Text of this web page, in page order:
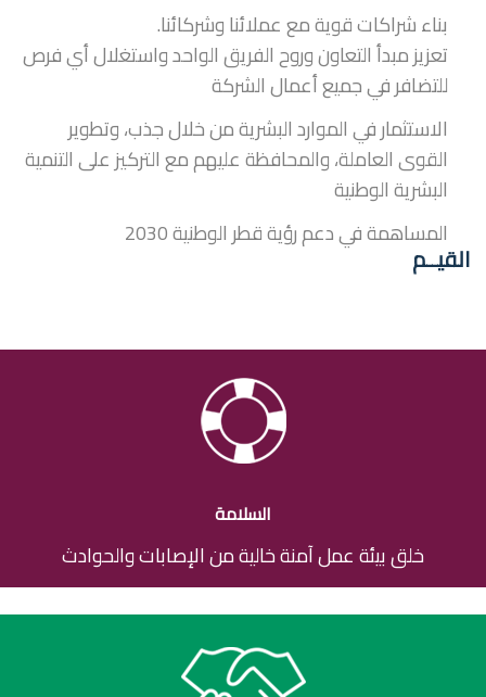
بناء شراكات قوية مع عملائنا وشركائنا.
تعزيز مبدأ التعاون وروح الفريق الواحد واستغلال أي فرص
للتضافر في جميع أعمال الشركة
الاستثمار في الموارد البشرية من خلال جذب، وتطوير
القوى العاملة، والمحافظة عليهم مع التركيز على التنمية
البشرية الوطنية
المساهمة في دعم رؤية قطر الوطنية 2030
القيــم
السلامة
خلق بيئة عمل آمنة خالية من الإصابات والحوادث